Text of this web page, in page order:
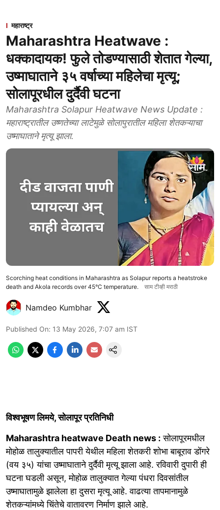
महाराष्ट्र
Maharashtra Heatwave :
धक्कादायक! फुले तोडण्यासाठी शेतात गेल्या,
उष्माघाताने ३५ वर्षाच्या महिलेचा मृत्यू;
सोलापूरधील दुर्दैवी घटना
Maharashtra Solapur Heatwave News Update :
महाराष्ट्रातील उष्णतेच्या लाटेमुळे सोलापुरातील महिला शेतकऱ्याचा
उष्माघाताने मृत्यू झाला.
Scorching heat conditions in Maharashtra as Solapur reports a heatstroke
death and Akola records over 45°C temperature.
साम टीव्ही मराठी
Namdeo Kumbhar
Published On: 13 May 2026, 7:07 am IST
विश्वभूषण लिमये, सोलापूर प्रतिनिधी
Maharashtra heatwave Death news : सोलापूरमधील
मोहोळ तालुक्यातील पापरी येथील महिला शेतकरी शोभा बाबूराव डोंगरे
(वय ३५) यांचा उष्माघाताने दुर्दैवी मृत्यू झाला आहे. रविवारी दुपारी ही
घटना घडली असून, मोहोळ तालुक्यात गेल्या पंधरा दिवसांतील
उष्माघातामुळे झालेला हा दुसरा मृत्यू आहे. वाढत्या तापमानामुळे
शेतकऱ्यांमध्ये चिंतेचे वातावरण निर्माण झाले आहे.